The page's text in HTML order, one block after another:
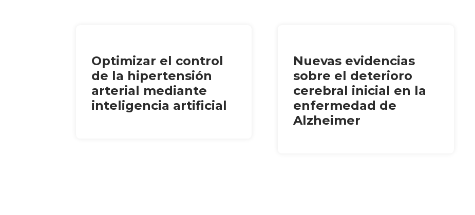
Optimizar el control
de la hipertensión
arterial mediante
inteligencia artificial
Nuevas evidencias
sobre el deterioro
cerebral inicial en la
enfermedad de
Alzheimer